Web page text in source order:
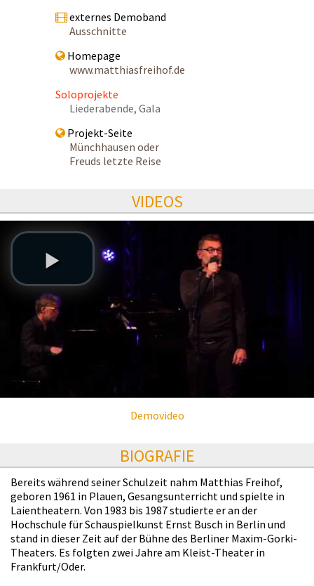
externes Demoband
Ausschnitte
Homepage
www.matthiasfreihof.de
Soloprojekte
Liederabende, Gala
Projekt-Seite
Münchhausen oder
Freuds letzte Reise
VIDEOS
Demovideo
BIOGRAFIE
Bereits während seiner Schulzeit nahm Matthias Freihof,
geboren 1961 in Plauen, Gesangsunterricht und spielte in
Laientheatern. Von 1983 bis 1987 studierte er an der
Hochschule für Schauspielkunst Ernst Busch in Berlin und
stand in dieser Zeit auf der Bühne des Berliner Maxim-Gorki-
Theaters. Es folgten zwei Jahre am Kleist-Theater in
Frankfurt/Oder.